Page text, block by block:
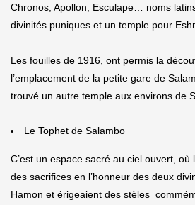
Chronos, Apollon, Esculape… noms
divinités puniques et un temple pour
Les fouilles de 1916, ont permis la
l’emplacement de la petite gare de
trouvé un autre temple aux environs de
Le Tophet de Salambo
C’est un espace sacré au ciel ouvert,
des sacrifices en l’honneur des deux
Hamon et érigeaient des stèles